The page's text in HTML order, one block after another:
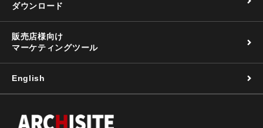
ダウンロード
販売店様向け
マーケティングツール
English